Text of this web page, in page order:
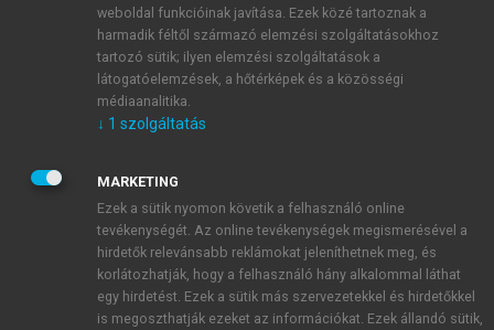
E-MAIL-CÍM
JELSZÓ
JELSZÓ ÚJRA
weboldal funkcióinak javítása. Ezek közé tartoznak a
harmadik féltől származó elemzési szolgáltatásokhoz
tartozó sütik; ilyen elemzési szolgáltatások a
látogatóelemzések, a hőtérképek és a közösségi
médiaanalitika.
↓ 1 szolgáltatás
MARKETING
Ezek a sütik nyomon követik a felhasználó online
tevékenységét. Az online tevékenységek megismerésével a
hirdetők relevánsabb reklámokat jeleníthetnek meg, és
korlátozhatják, hogy a felhasználó hány alkalommal láthat
egy hirdetést. Ezek a sütik más szervezetekkel és hirdetőkkel
is megoszthatják ezeket az információkat. Ezek állandó sütik,